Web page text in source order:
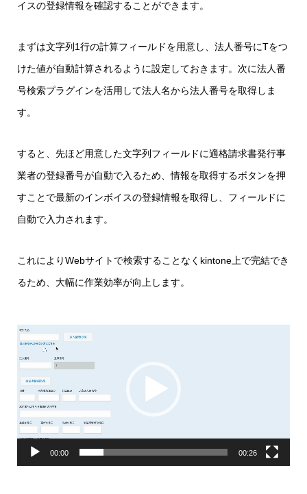
イスの登録情報を確認することができます。
まずは文字列1行の計算フィールドを用意し、法人番号にTをつ
けた値が自動計算されるように設定しておきます。次に法人番
号検索プラグインを活用して法人名から法人番号を取得しま
す。
すると、先ほど用意した文字列フィールドに適格請求書発行事
業者の登録番号が自動で入るため、情報を取得するボタンを押
すことで最新のインボイスの登録情報を取得し、フィールドに
自動で入力されます。
これによりWebサイトで検索することなくkintone上で完結でき
るため、大幅に作業効率が向上します。
画
プ
レ
ー
ヤ
00:00 00:26